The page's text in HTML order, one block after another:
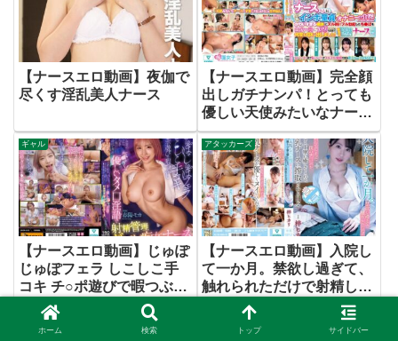
けプレスされていた…夜勤
NTR 東條なつ
【ナースエロ動画】夜伽で
尽くす淫乱美人ナース
【ナースエロ動画】完全顔
出しガチナンパ！とっても
優しい天使みたいなナース
さんに包茎インポ童貞3重
苦男子のオナニーの介抱し
てもらいました！！かわい
すぎる裸体にズル剥けフル
勃起したち●ぽを白衣の奥
にズブリ！金玉空になるま
で何度も中に出しました！
新宿区某総合病院ナース編
ギャル
【ナースエロ動画】じゅぽ
じゅぽフェラ しこしこ手
コキ チ○ポ遊びで暇つぶし
動けない患者の玉の裏・ア
ナル亀頭の先まで何度も丁
アタッカーズ
【ナースエロ動画】入院し
て一か月。禁欲し過ぎて、
触れられただけで射精して
しまった僕のチ○ポを優し
く丁寧に癒してくれる、巨
AIリマスター（アリスJAPAN）
ホーム
検索 トップ サイドバー